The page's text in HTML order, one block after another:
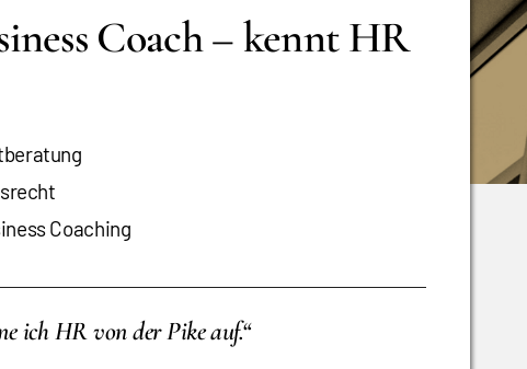
Coach – kennt HR
Coaching
ich HR von der Pike auf.“